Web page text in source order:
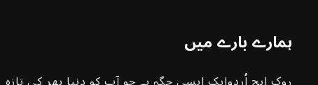
ہمارے بارے میں